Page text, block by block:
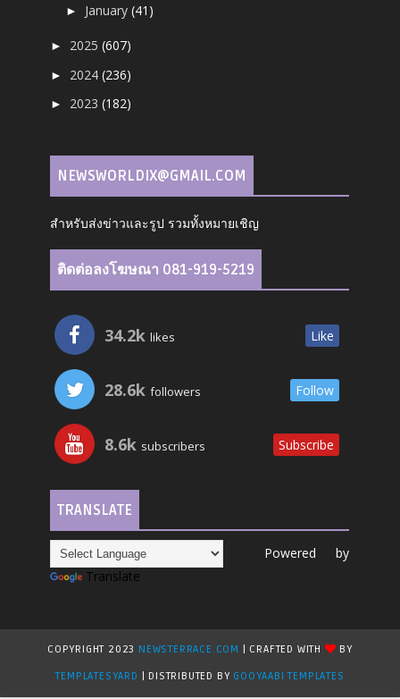
► January(41)
► 2025(607)
► 2024(236)
► 2023(182)
NEWSWORLDIX@GMAIL.COM
สำหรับส่งข่าวและรูป รวมทั้งหมายเชิญ
ติดต่อลงโฆษณา 081-919-5219
34.2k likes Like
28.6k followers Follow
8.6k subscribers Subscribe
TRANSLATE
Powered by
Translate
COPYRIGHT 2023 NEWSTERRACE.COM | CRAFTED WITH
BY
TEMPLATESYARD
| DISTRIBUTED BY GOOYAABI TEMPLATES